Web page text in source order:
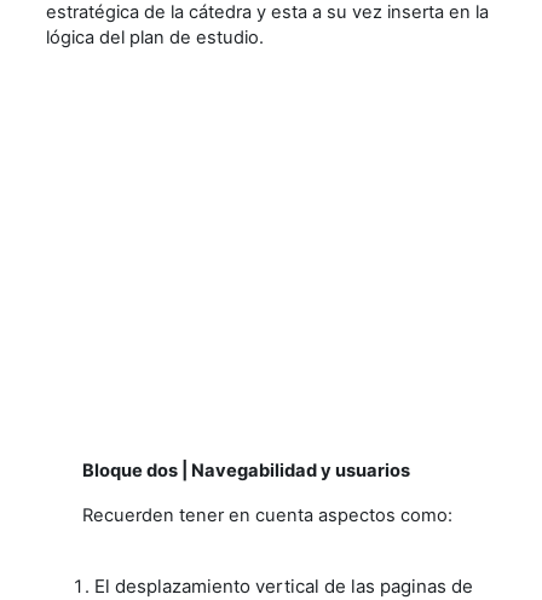
estratégica de la cátedra y esta a su vez inserta en la
lógica del plan de estudio.
Bloque dos | Navegabilidad y usuarios
Recuerden tener en cuenta aspectos como:
El desplazamiento vertical de las paginas de